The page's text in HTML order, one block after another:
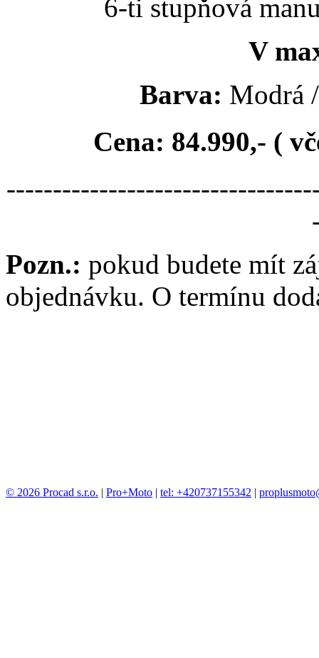
6-ti stupňová
V
Barva: Modrá
Cena: 84.990,- (
Pozn.: pokud budete mít
objednávku. O termínu
© 2026 Procad s.r.o. Pro+Moto tel: +420737155342